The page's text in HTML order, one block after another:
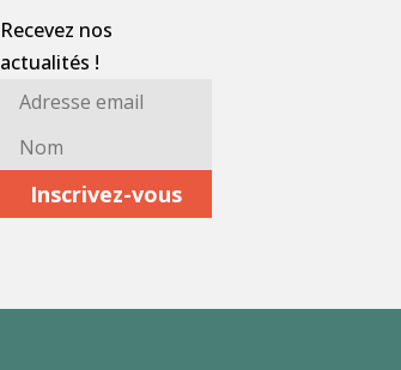
Recevez nos
actualités !
Adresse
Nom*